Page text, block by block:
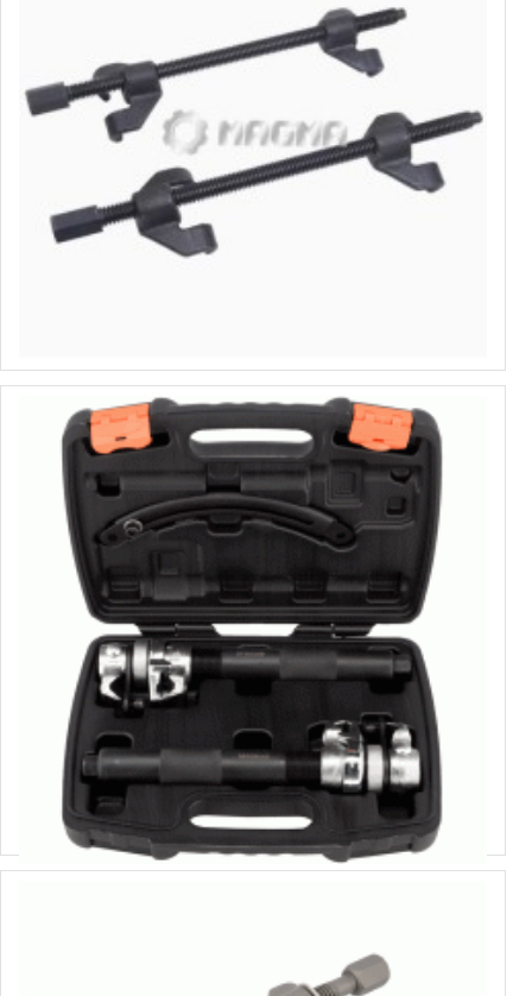
стяжки пружин 270мм (с двойным крюком) MAGMA, MG50078A
Стяжки пружин кованые усиленные
Выбрать варианты